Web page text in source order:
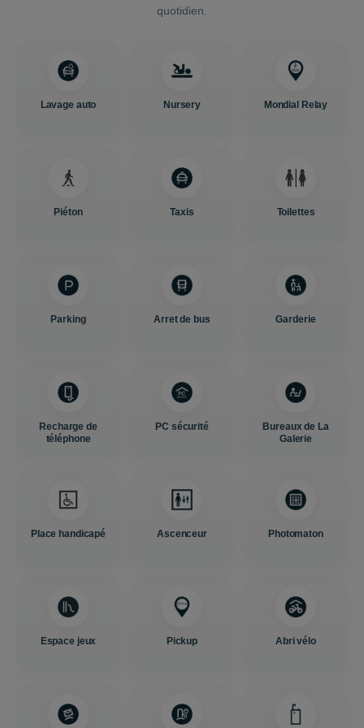
quotidien.
Lavage auto Nursery Mondial Relay
Piéton Taxis Toilettes
Parking Arret de bus Garderie
Recharge de
téléphone
PC sécurité
Bureaux de La
Galerie
Place handicapé Ascenceur Photomaton
Espace jeux Pickup Abri vélo